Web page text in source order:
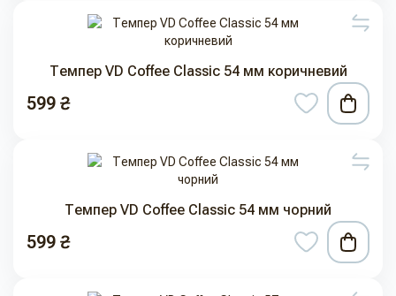
Темпер VD Coffee Classic 54 мм коричневий
599 ₴
Темпер VD Coffee Classic 54 мм чорний
599 ₴